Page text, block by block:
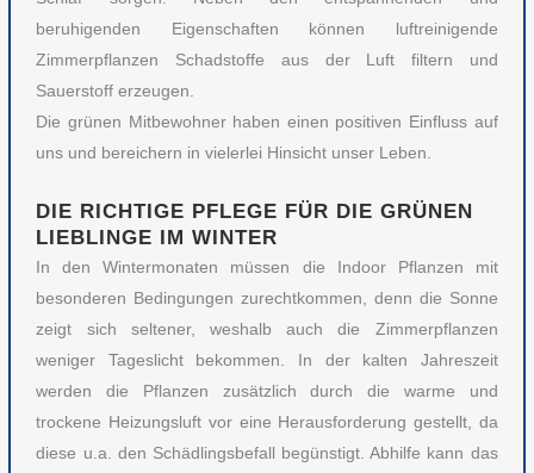
beruhigenden Eigenschaften können luftreinigende
Zimmerpflanzen Schadstoffe aus der Luft filtern und
Sauerstoff erzeugen.
Die grünen Mitbewohner haben einen positiven Einfluss auf
uns und bereichern in vielerlei Hinsicht unser Leben.
DIE RICHTIGE PFLEGE FÜR DIE GRÜNEN
LIEBLINGE IM WINTER
In den Wintermonaten müssen die Indoor Pflanzen mit
besonderen Bedingungen zurechtkommen, denn die Sonne
zeigt sich seltener, weshalb auch die Zimmerpflanzen
weniger Tageslicht bekommen. In der kalten Jahreszeit
werden die Pflanzen zusätzlich durch die warme und
trockene Heizungsluft vor eine Herausforderung gestellt, da
diese u.a. den Schädlingsbefall begünstigt. Abhilfe kann das